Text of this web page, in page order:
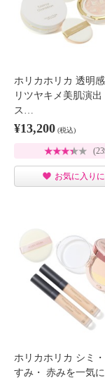
ホリカホリカ 透明
リツヤキメ美肌演出
ス…
¥13,200 (税込)
お気に入り
ホリカホリカ シミ
すみ・ 赤みを一気に